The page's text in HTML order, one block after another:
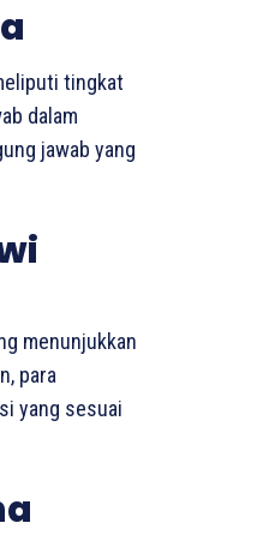
tingkat
dalam
jawab yang
menunjukkan
para
yang sesuai